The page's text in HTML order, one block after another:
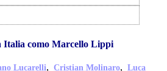
Italia como Marcello Lippi
Lucarelli, Cristian Molinaro, Luca